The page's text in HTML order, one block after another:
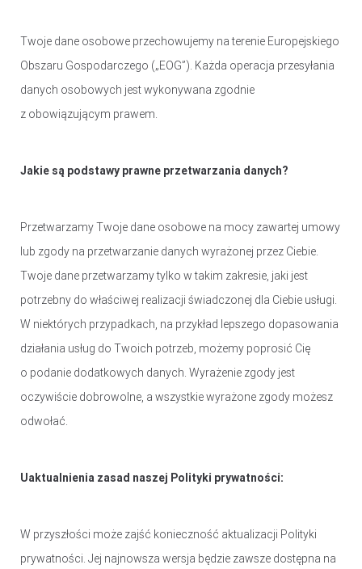
LISTWY I PRZEDŁUŻACZE
LISTWY ZASILAJĄCE
PRZEDŁUŻACZE
OŚWIETLENIE
LAMPY PIERŚCIENIOWE
LAMPKI TURYSTYCZNE
LATARKI
OŚWIETLENIE SOLARNE
LAMPY PODŁOGOWE
POWER BANKI
POWER BANKI
HUBY USB
Twoje dane osobowe przechowujemy na terenie Europejskiego
Obszaru Gospodarczego („EOG”). Każda operacja przesyłania
danych osobowych jest wykonywana zgodnie
z obowiązującym prawem.
Jakie są podstawy prawne przetwarzania danych?
Przetwarzamy Twoje dane osobowe na mocy zawartej umowy
lub zgody na przetwarzanie danych wyrażonej przez Ciebie.
Twoje dane przetwarzamy tylko w takim zakresie, jaki jest
potrzebny do właściwej realizacji świadczonej dla Ciebie usługi.
W niektórych przypadkach, na przykład lepszego dopasowania
działania usług do Twoich potrzeb, możemy poprosić Cię
o podanie dodatkowych danych. Wyrażenie zgody jest
oczywiście dobrowolne, a wszystkie wyrażone zgody możesz
odwołać.
Uaktualnienia zasad naszej Polityki prywatności:
W przyszłości może zajść konieczność aktualizacji Polityki
prywatności. Jej najnowsza wersja będzie zawsze dostępna na